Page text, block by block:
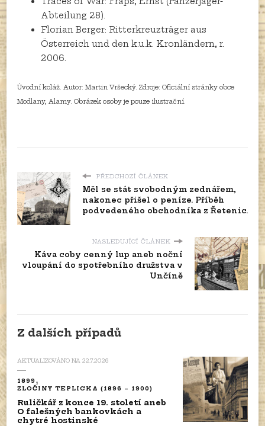
Abteilung 28).
Florian Berger: Ritterkreuzträger aus
Österreich und den k.u.k. Kronländern, r.
2006.
Úvodní koláž. Autor: Martin Vršecký. Zdroje: Oficiální stránky obce
Modlany, Alamy. Obrázek osoby je pouze ilustrační.
PŘEDCHOZÍ ČLÁNEK
Měl se stát svobodným zednářem,
nakonec přišel o peníze. Příběh
podvedeného obchodníka z Řetenic.
NASLEDUJÍCÍ ČLÁNEK
Káva coby cenný lup aneb noční
vloupání do spotřebního družstva v
Unčíně
Z dalších případů
AKTUALIZOVÁNO NA 22.7.2026
1899
ZLOČINY TEPLICKA (1896 – 1900)
Ruličkář z konce 19. století aneb
O falešných bankovkách a
chytré hostinské